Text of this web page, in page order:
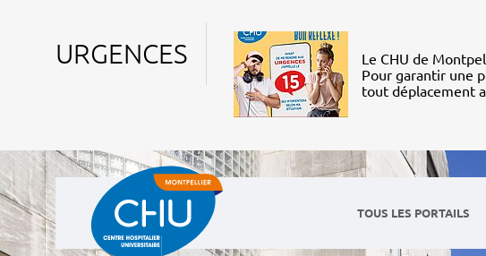
URGENCES
Le CHU de
Pour garantir une
tout déplacement
TOUS LES PORTAILS